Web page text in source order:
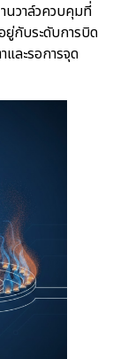
นวาล์วควบคุมที่
ยู่กับระดับการบิด
และรอการจุด